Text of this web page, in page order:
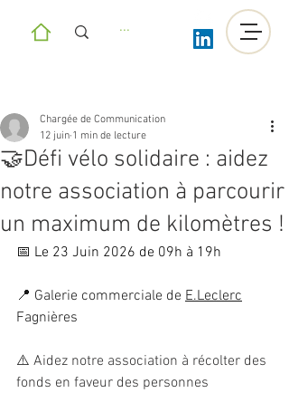
🤝Défi vélo solidaire : aidez
notre association à parcourir
un maximum de kilomètres !
Chargée de Communication
12 juin 1 min de lecture
📅 Le 23 Juin 2026 de 09h à 19h
📍 Galerie commerciale de E.Leclerc
Fagnières
⚠️ Aidez notre association à récolter des
fonds en faveur des personnes